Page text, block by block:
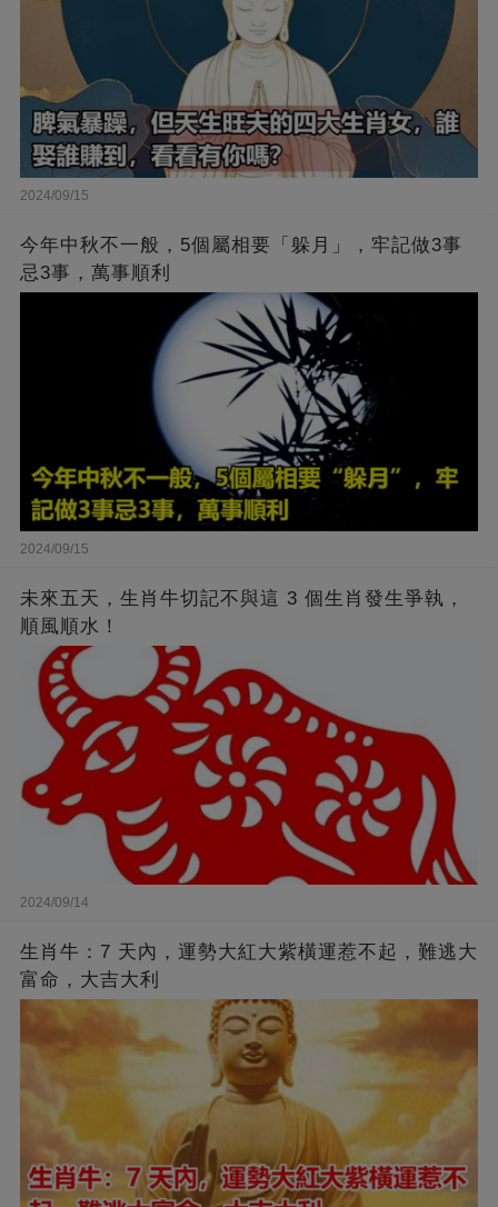
2024/09/15
今年中秋不一般，5個屬相要「躲月」，牢記做3事
忌3事，萬事順利
2024/09/15
未來五天，生肖牛切記不與這 3 個生肖發生爭執，
順風順水！
2024/09/14
生肖牛：7 天內，運勢大紅大紫橫運惹不起，難逃大
富命，大吉大利